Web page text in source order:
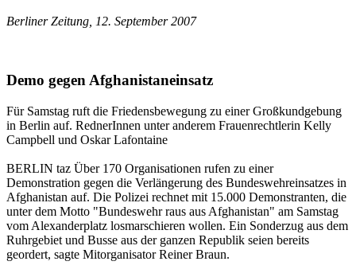
Berliner Zeitung, 12. September 2007
Demo gegen Afghanistaneinsatz
Für Samstag ruft die Friedensbewegung zu einer Großkundgebung
in Berlin auf. RednerInnen unter anderem Frauenrechtlerin Kelly
Campbell und Oskar Lafontaine
BERLIN taz Über 170 Organisationen rufen zu einer
Demonstration gegen die Verlängerung des Bundeswehreinsatzes in
Afghanistan auf. Die Polizei rechnet mit 15.000 Demonstranten, die
unter dem Motto "Bundeswehr raus aus Afghanistan" am Samstag
vom Alexanderplatz losmarschieren wollen. Ein Sonderzug aus dem
Ruhrgebiet und Busse aus der ganzen Republik seien bereits
geordert, sagte Mitorganisator Reiner Braun.